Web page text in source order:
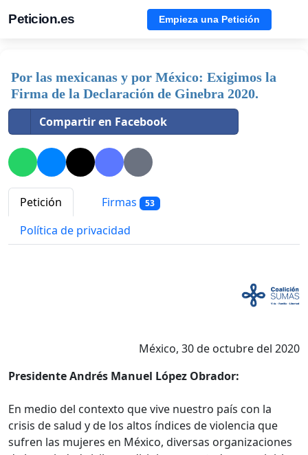
Peticion.es Empieza una Petición
Por las mexicanas y por México: Exigimos la
Firma de la Declaración de Ginebra 2020.
Compartir en Facebook
Petición Firmas 53
Política de privacidad
México, 30 de octubre del 2020
Presidente Andrés Manuel López Obrador:
En medio del contexto que vive nuestro país con la
crisis de salud y de los altos índices de violencia que
sufren las mujeres en México, diversas organizaciones